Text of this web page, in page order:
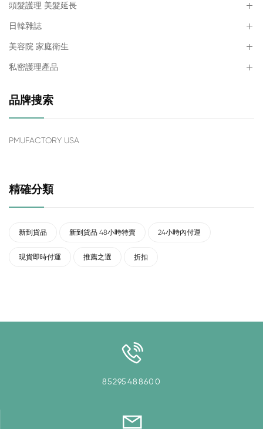
頭髮護理 美髮延長
日韓雜誌
美容院 家庭衛生
私密護理產品
品牌搜索
PMUFACTORY USA
精確分類
新到貨品 新到貨品 48小時特賣 24小時內付運
現貨即時付運 推薦之選 折扣
85295488600